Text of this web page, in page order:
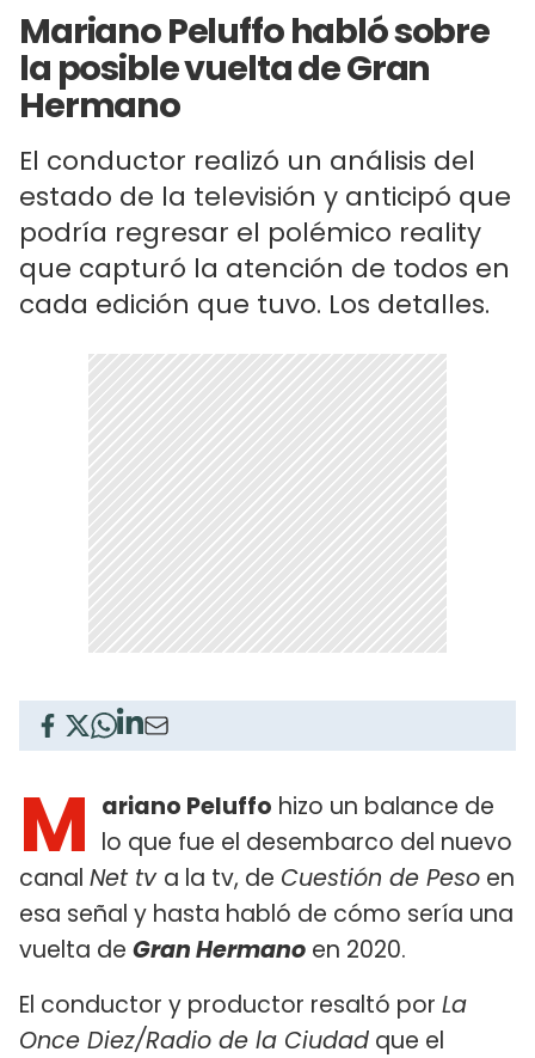
Mariano Peluffo habló sobre
la posible vuelta de Gran
Hermano
El conductor realizó un análisis del
estado de la televisión y anticipó que
podría regresar el polémico reality
que capturó la atención de todos en
cada edición que tuvo. Los detalles.
M ariano Peluffo hizo un balance de
lo que fue el desembarco del nuevo
canal Net tv a la tv, de Cuestión de Peso en
esa señal y hasta habló de cómo sería una
vuelta de Gran Hermano en 2020.
El conductor y productor resaltó por La
Once Diez/Radio de la Ciudad que el